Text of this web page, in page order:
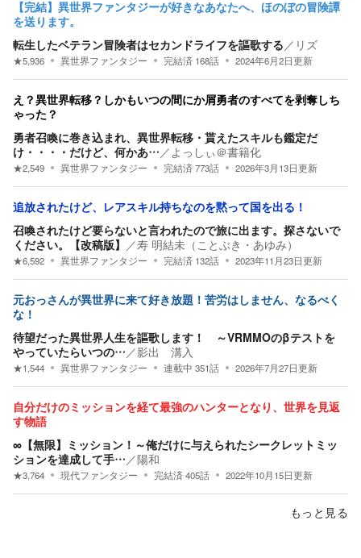
【完結】異世界ファンタジーが好きなあなたへ、ほのぼの冒険譚
を送ります。
転生したベテラン冒険者はセカンドライフを謳歌する ／ リズ
★5,936 異世界ファンタジー 完結済 168話 2024年6月2日更新
え？異世界転移？しかもいつの間にか屑勇者のすべてを剥奪しち
ゃった？
勇者召喚に巻き込まれ、異世界転移・貰えたスキルも鑑定だ
け・・・・だけど、何かあ… ／ よっしぃ＠書籍化
★2,549 異世界ファンタジー 完結済773話 2026年3月13日更新
追放されたけど、レアスキル持ちなのを黙って国を出る！
召喚されたけど要らないと言われたので旅に出ます。探さないで
ください。【改稿版】 ／寿 明結未（ことぶき・あゆみ）
★6,592 異世界ファンタジー 完結済 132話 2023年11月23日更新
元おっさんが異世界に来て好き放題！苦労はしません、なるべく
な！
待望だった異世界人生を謳歌します！ ～VRMMOのβテストを
やっていたらいつの… ／影出 溝入
★1,544 異世界ファンタジー 連載中 351話 2026年7月27日更新
自分だけのミッションを経て最強のハンターとなり、世界を見返
す物語
∞【無限】ミッション！～俺だけに与えられたシークレットミッ
ションを達成して手… ／陽和
★3,764 現代ファンタジー 完結済405話 2022年10月15日更新
もっと見る